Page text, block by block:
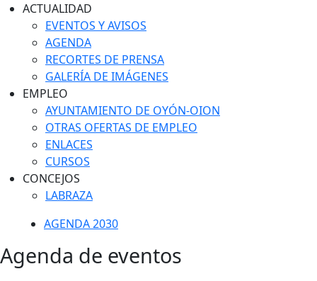
ACTUALIDAD
EVENTOS Y AVISOS
AGENDA
RECORTES DE PRENSA
GALERÍA DE IMÁGENES
EMPLEO
AYUNTAMIENTO DE OYÓN-OION
OTRAS OFERTAS DE EMPLEO
ENLACES
CURSOS
CONCEJOS
LABRAZA
AGENDA 2030
Agenda de eventos